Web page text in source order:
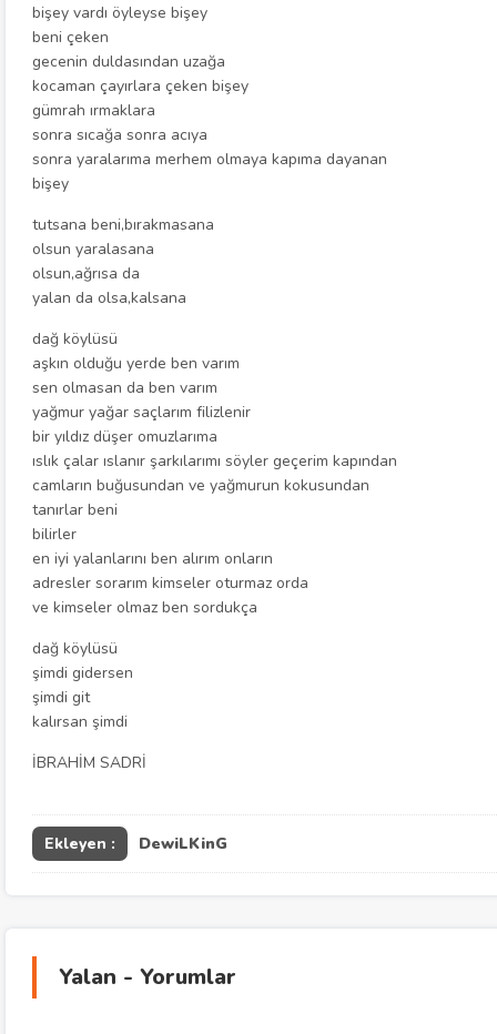
bişey vardı öyleyse bişey
beni çeken
gecenin duldasından uzağa
kocaman çayırlara çeken bişey
gümrah ırmaklara
sonra sıcağa sonra acıya
sonra yaralarıma merhem olmaya kapıma dayanan
bişey
tutsana beni,bırakmasana
olsun yaralasana
olsun,ağrısa da
yalan da olsa,kalsana
dağ köylüsü
aşkın olduğu yerde ben varım
sen olmasan da ben varım
yağmur yağar saçlarım filizlenir
bir yıldız düşer omuzlarıma
ıslık çalar ıslanır şarkılarımı söyler geçerim kapından
camların buğusundan ve yağmurun kokusundan
tanırlar beni
bilirler
en iyi yalanlarını ben alırım onların
adresler sorarım kimseler oturmaz orda
ve kimseler olmaz ben sordukça
dağ köylüsü
şimdi gidersen
şimdi git
kalırsan şimdi
İBRAHİM SADRİ
Ekleyen : DewiLKinG
Yalan - Yorumlar